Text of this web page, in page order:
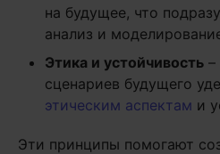
на будущее, что
анализ и
Этика и устойчивость –
сценариев будущего
этическим аспектам и
Эти принципы помогают